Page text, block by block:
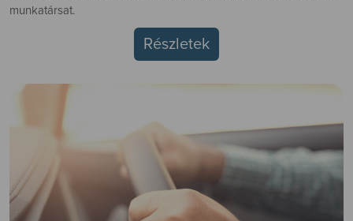
munkatársat.
Részletek